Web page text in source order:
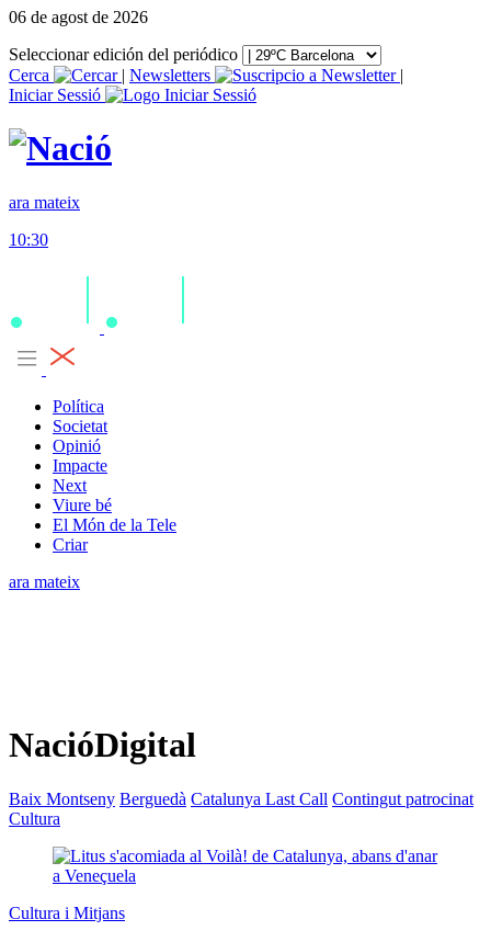
06 de agost de 2026
Seleccionar edición del periódico
Cerca
| Newsletters
|
Iniciar Sessió
ara mateix
10:30
Política
Societat
Opinió
Impacte
Next
Viure bé
El Món de la Tele
Criar
ara mateix
NacióDigital
Baix Montseny Berguedà Catalunya Last Call Contingut patrocinat
Cultura
Cultura i Mitjans